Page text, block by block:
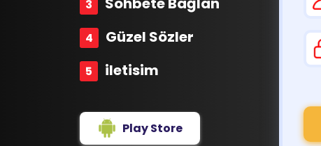
Güzel Sözler
iletisim
Play Store